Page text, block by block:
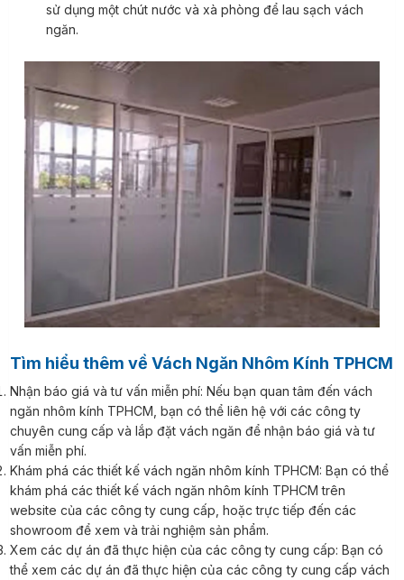
sử dụng một chút nước và xà phòng để lau sạch vách
ngăn.
Tìm hiểu thêm về Vách Ngăn Nhôm Kính TPHCM
Nhận báo giá và tư vấn miễn phí: Nếu bạn quan tâm đến vách
ngăn nhôm kính TPHCM, bạn có thể liên hệ với các công ty
chuyên cung cấp và lắp đặt vách ngăn để nhận báo giá và tư
vấn miễn phí.
Khám phá các thiết kế vách ngăn nhôm kính TPHCM: Bạn có thể
khám phá các thiết kế vách ngăn nhôm kính TPHCM trên
website của các công ty cung cấp, hoặc trực tiếp đến các
showroom để xem và trải nghiệm sản phẩm.
Xem các dự án đã thực hiện của các công ty cung cấp: Bạn có
thể xem các dự án đã thực hiện của các công ty cung cấp vách